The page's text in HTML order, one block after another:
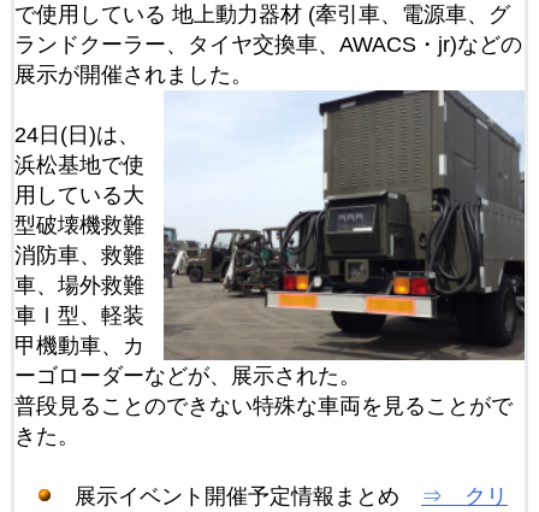
で使用している 地上動力器材 (牽引車、電源車、グ
ランドクーラー、タイヤ交換車、AWACS・jr)などの
展示が開催されました。
24日(日)は、
浜松基地で使
用している大
型破壊機救難
消防車、救難
車、場外救難
車Ⅰ型、軽装
甲機動車、カ
ーゴローダーなどが、展示された。
普段見ることのできない特殊な車両を見ることがで
きた。
展示イベント開催予定情報まとめ
⇒ クリ